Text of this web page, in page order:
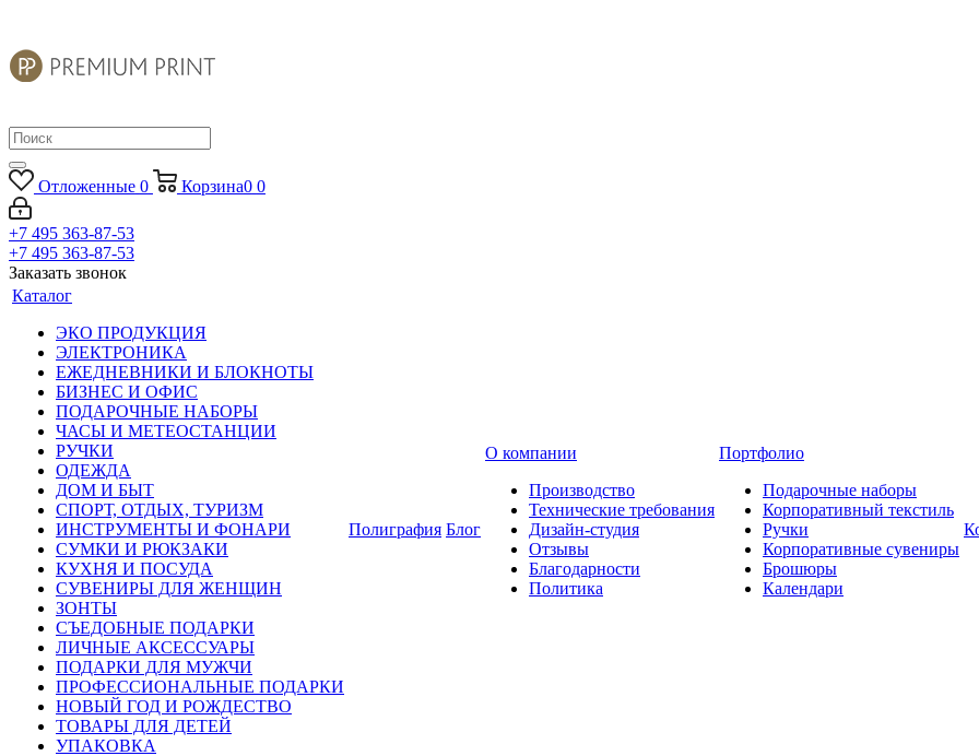
Отложенные 0 Корзина0 0
+7 495 363-87-53
+7 495 363-87-53
Заказать звонок
Каталог
ЭКО ПРОДУКЦИЯ
ЭЛЕКТРОНИКА
ЕЖЕДНЕВНИКИ И БЛОКНОТЫ
БИЗНЕС И ОФИС
ПОДАРОЧНЫЕ НАБОРЫ
ЧАСЫ И МЕТЕОСТАНЦИИ
РУЧКИ
ОДЕЖДА
ДОМ И БЫТ
СПОРТ, ОТДЫХ, ТУРИЗМ
ИНСТРУМЕНТЫ И ФОНАРИ
СУМКИ И РЮКЗАКИ
КУХНЯ И ПОСУДА
СУВЕНИРЫ ДЛЯ ЖЕНЩИН
ЗОНТЫ
СЪЕДОБНЫЕ ПОДАРКИ
ЛИЧНЫЕ АКСЕССУАРЫ
ПОДАРКИ ДЛЯ МУЖЧИ
ПРОФЕССИОНАЛЬНЫЕ ПОДАРКИ
НОВЫЙ ГОД И РОЖДЕСТВО
ТОВАРЫ ДЛЯ ДЕТЕЙ
УПАКОВКА
Полиграфия Блог
О компании
Производство
Технические требования
Дизайн-студия
Отзывы
Благодарности
Политика
Портфолио
Подарочные наборы
Корпоративный текстиль
Ручки
Корпоративные сувениры
Брошюры
Календари